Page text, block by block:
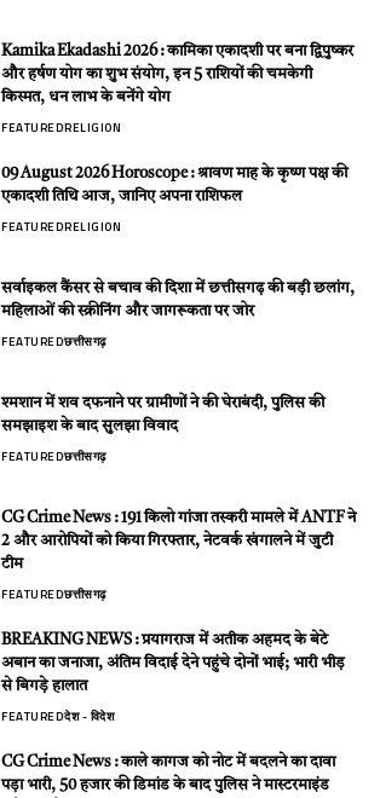
Kamika Ekadashi 2026 : कामिका एकादशी पर बना द्विपुष्कर
और हर्षण योग का शुभ संयोग, इन 5 राशियों की चमकेगी
किस्मत, धन लाभ के बनेंगे योग
FEATUREDRELIGION
09 August 2026 Horoscope : श्रावण माह के कृष्ण पक्ष की
एकादशी तिथि आज, जानिए अपना राशिफल
FEATUREDRELIGION
सर्वाइकल कैंसर से बचाव की दिशा में छत्तीसगढ़ की बड़ी छलांग,
महिलाओं की स्क्रीनिंग और जागरूकता पर जोर
FEATUREDछत्तीसगढ़
श्मशान में शव दफनाने पर ग्रामीणों ने की घेराबंदी, पुलिस की
समझाइश के बाद सुलझा विवाद
FEATUREDछत्तीसगढ़
CG Crime News : 191 किलो गांजा तस्करी मामले में ANTF ने
2 और आरोपियों को किया गिरफ्तार, नेटवर्क खंगालने में जुटी
टीम
FEATUREDछत्तीसगढ़
BREAKING NEWS : प्रयागराज में अतीक अहमद के बेटे
अबान का जनाजा, अंतिम विदाई देने पहुंचे दोनों भाई; भारी भीड़
से बिगड़े हालात
FEATUREDदेश - विदेश
CG Crime News : काले कागज को नोट में बदलने का दावा
पड़ा भारी, 50 हजार की डिमांड के बाद पुलिस ने मास्टरमाइंड